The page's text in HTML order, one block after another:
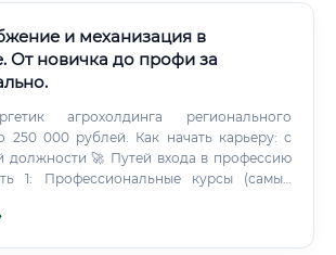
который обеспечивает создание и
функционирование энергетических
электрическую и тепловую
и механизация в
От новичка до профи за
агрохолдинга регионального
000 рублей. Как начать карьеру: с
должности 🚀 Путей входа в профессию
и механизации в АПК. После